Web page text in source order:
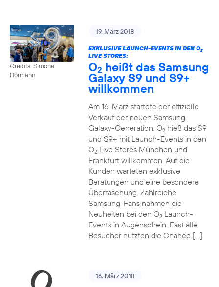
Credits: Simone
Hörmann
19. März 2018
EXKLUSIVE LAUNCH-EVENTS IN DEN O2
LIVE STORES:
O2 heißt das Samsung
Galaxy S9 und S9+
willkommen
Am 16. März startete der offizielle
Verkauf der neuen Samsung
Galaxy-Generation. O2hieß das S9
und S9+ mit Launch-Events in den
O2Live Stores München und
Frankfurt willkommen. Auf die
Kunden warteten exklusive
Beratungen und eine besondere
Überraschung. Zahlreiche
Samsung-Fans nahmen die
Neuheiten bei den O2Launch-
Events in Augenschein. Fast alle
Besucher nutzten die Chance […]
16. März 2018